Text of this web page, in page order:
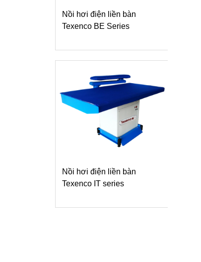
Nồi hơi điện liền bàn
Texenco BE Series
Nồi hơi điện liền bàn
Texenco IT series